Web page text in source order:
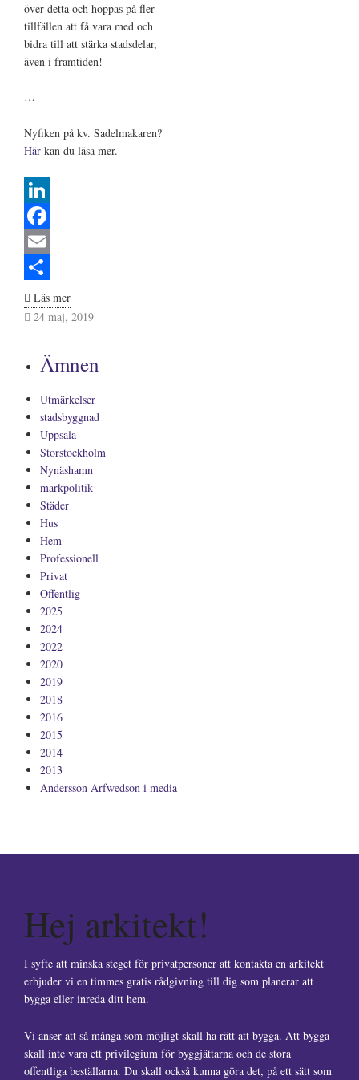
över detta och hoppas på fler
tillfällen att få vara med och
bidra till att stärka stadsdelar,
även i framtiden!
…
Nyfiken på kv. Sadelmakaren?
Här kan du läsa mer.
L
n
k
e
I
n
F
c
e
o
o
k
E
m
a
l
S
h
r
e
Årets
byggnad
2019
Läs mer
24 maj, 2019
Ämnen
Utmärkelser
stadsbyggnad
Uppsala
Storstockholm
Nynäshamn
markpolitik
Städer
Hus
Hem
Professionell
Privat
Offentlig
2025
2024
2022
2020
2019
2018
2016
2015
2014
2013
Andersson Arfwedson i media
Hej arkitekt!
I syfte att minska steget för privatpersoner att kontakta en arkitekt
erbjuder vi en timmes gratis rådgivning till dig som planerar att
bygga eller inreda ditt hem.
Vi anser att så många som möjligt skall ha rätt att bygga. Att bygga
skall inte vara ett privilegium för byggjättarna och de stora
offentliga beställarna. Du skall också kunna göra det, på ett sätt som